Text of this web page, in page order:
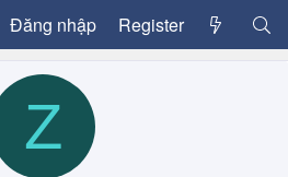
Đăng nhập Register
Z